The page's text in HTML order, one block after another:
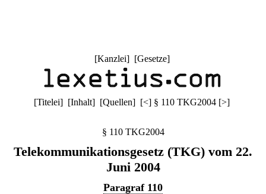
[Kanzlei] [Gesetze]
[Titelei] [Inhalt] [Quellen] [<] § 110 TKG2004 [>]
§ 110 TKG2004
Telekommunikationsgesetz (TKG) vom 22.
Juni 2004
Paragraf 110